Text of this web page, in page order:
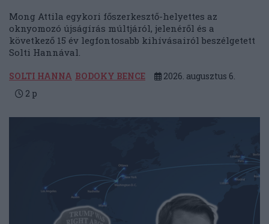
Mong Attila egykori főszerkesztő-helyettes az
oknyomozó újságírás múltjáról, jelenéről és a
következő 15 év legfontosabb kihívásairól beszélgetett
Solti Hannával.
SOLTI HANNA BODOKY BENCE
2026. augusztus 6.
2 p